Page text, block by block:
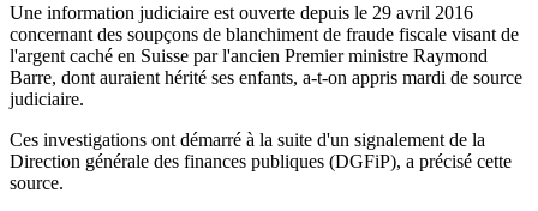
Une information judiciaire est ouverte depuis le 29 avril 2016
concernant des soupçons de blanchiment de fraude fiscale visant de
l'argent caché en Suisse par l'ancien Premier ministre Raymond
Barre, dont auraient hérité ses enfants, a-t-on appris mardi de source
judiciaire.
Ces investigations ont démarré à la suite d'un signalement de la
Direction générale des finances publiques (DGFiP), a précisé cette
source.